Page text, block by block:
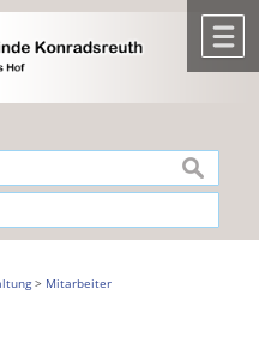
springen.
suchen
> Mitarbeiter